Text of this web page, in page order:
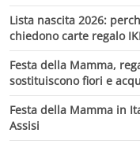
Lista nascita 2026:
chiedono carte regalo
Festa della Mamma,
sostituiscono fiori e
Festa della Mamma in
Assisi